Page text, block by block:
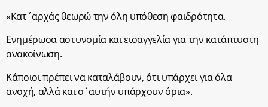
«Κατ΄αρχάς θεωρώ την όλη υπόθεση φαιδρότητα.
Ενημέρωσα αστυνομία και εισαγγελία για την κατάπτυστη
ανακοίνωση.
Κάποιοι πρέπει να καταλάβουν, ότι υπάρχει για όλα
ανοχή, αλλά και σ΄αυτήν υπάρχουν όρια».